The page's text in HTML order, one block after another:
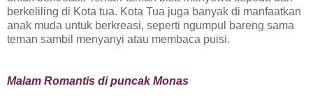
berkeliling di Kota tua. Kota Tua juga banyak di manfaatkan
anak muda untuk berkreasi, seperti ngumpul bareng sama
teman sambil menyanyi atau membaca puisi.
Malam Romantis di puncak Monas